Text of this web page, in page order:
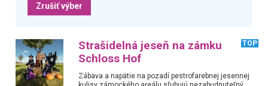
Zrušiť výber
Strašidelná jeseň na zámku
Schloss Hof
TOP
Zábava a napätie na pozadí pestrofarebnej jesennej